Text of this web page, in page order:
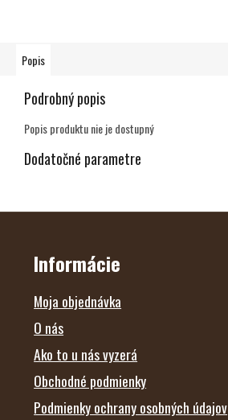
Popis
Podrobný popis
Popis produktu nie je dostupný
Dodatočné parametre
Z
Informácie
Moja objednávka
O nás
Ako to u nás vyzerá
Obchodné podmienky
Podmienky ochrany osobných údajov